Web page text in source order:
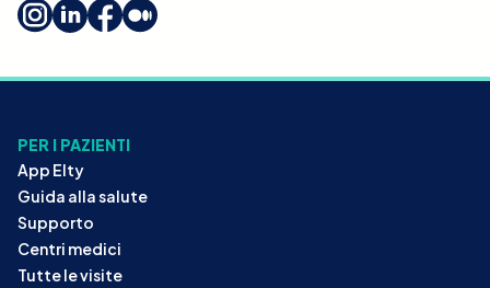
PER I PAZIENTI
App Elty
Guida alla salute
Supporto
Centri medici
Tutte le visite